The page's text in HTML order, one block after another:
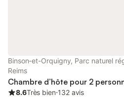
Binson-et-Orquigny, Parc naturel
Reims
Chambre d’hôte pour 2
8.6Très bien⋅132 avis